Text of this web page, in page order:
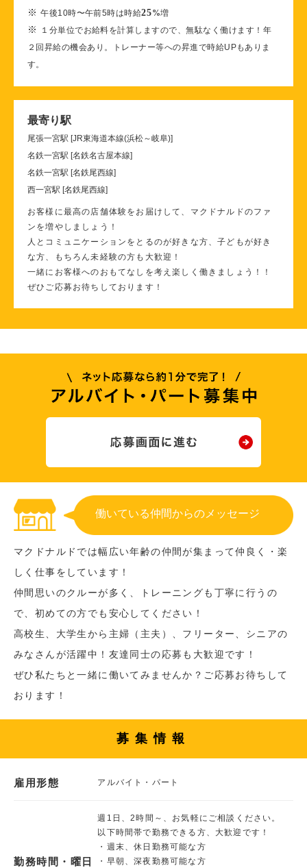
※午後10時〜午前5時は時給25%増
※
１分単位でお給料を計算しますので、無駄なく働けます！年
２回昇給の機会あり。トレーナー等への昇進で時給UPもありま
す。
最寄り駅
尾張一宮駅 [JR東海道本線(浜松～岐阜)]
名鉄一宮駅 [名鉄名古屋本線]
名鉄一宮駅 [名鉄尾西線]
西一宮駅 [名鉄尾西線]
お客様に最高の店舗体験をお届けして、マクドナルドのファ
ンを増やしましょう！
人とコミュニケーションをとるのが好きな方、子どもが好き
な方、もちろん未経験の方も大歓迎！
一緒にお客様へのおもてなしを考え楽しく働きましょう！！
ぜひご応募お待ちしております！
働いている仲間からのメッセージ
マクドナルドでは幅広い年齢の仲間が集まって仲良く・楽
しく仕事をしています！
仲間思いのクルーが多く、トレーニングも丁寧に行うの
で、初めての方でも安心してください！
高校生、大学生から主婦（主夫）、フリーター、シニアの
みなさんが活躍中！友達同士の応募も大歓迎です！
ぜひ私たちと一緒に働いてみませんか？ご応募お待ちして
おります！
募集情報
雇用形態 アルバイト・パート
勤務時間・曜日
週1日、2時間～、お気軽にご相談ください。
以下時間帯で勤務できる方、大歓迎です！
・週末、休日勤務可能な方
・早朝、深夜勤務可能な方